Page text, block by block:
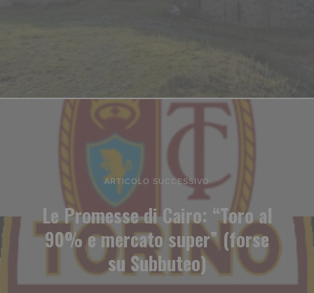
ARTICOLO SUCCESSIVO
Le Promesse di Cairo: “Toro al
90% e mercato super” (forse
su Subbuteo)